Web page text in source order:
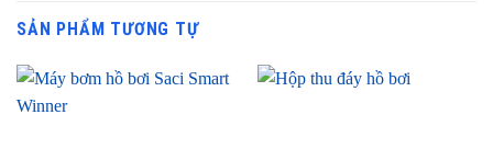
SẢN PHẨM TƯƠNG TỰ